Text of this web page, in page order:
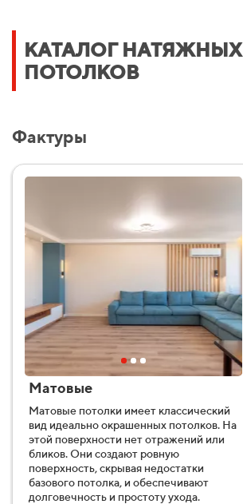
КАТАЛОГ НАТЯЖНЫХ
ПОТОЛКОВ
Фактуры
Матовые
Матовые потолки имеет классический
вид идеально окрашенных потолков. На
этой поверхности нет отражений или
бликов. Они создают ровную
поверхность, скрывая недостатки
базового потолка, и обеспечивают
долговечность и простоту ухода.